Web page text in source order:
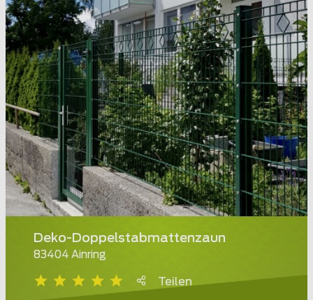
Deko-Doppelstabmattenzaun
83404 Ainring
Teilen